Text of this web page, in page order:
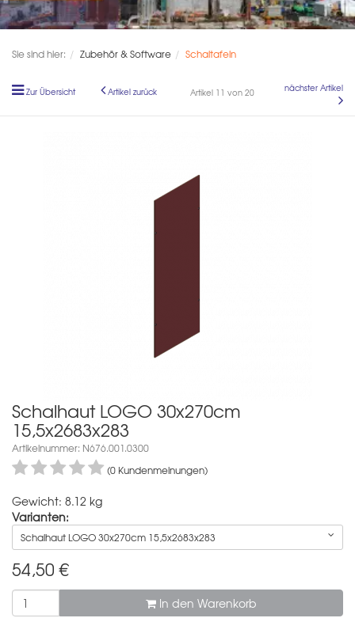
Sie sind hier: Zubehör & Software Schaltafeln
Zur Übersicht Artikel zurück Artikel 11 von 20 nächster Artikel
Schalhaut LOGO 30x270cm
15,5x2683x283
Artikelnummer: N676.001.0300
(0 Kundenmeinungen)
Gewicht: 8.12 kg
Varianten:
Schalhaut LOGO 30x270cm 15,5x2683x283
54,50 €
In den Warenkorb